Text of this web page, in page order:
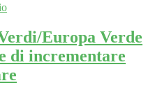
Europa Verde
di incrementare